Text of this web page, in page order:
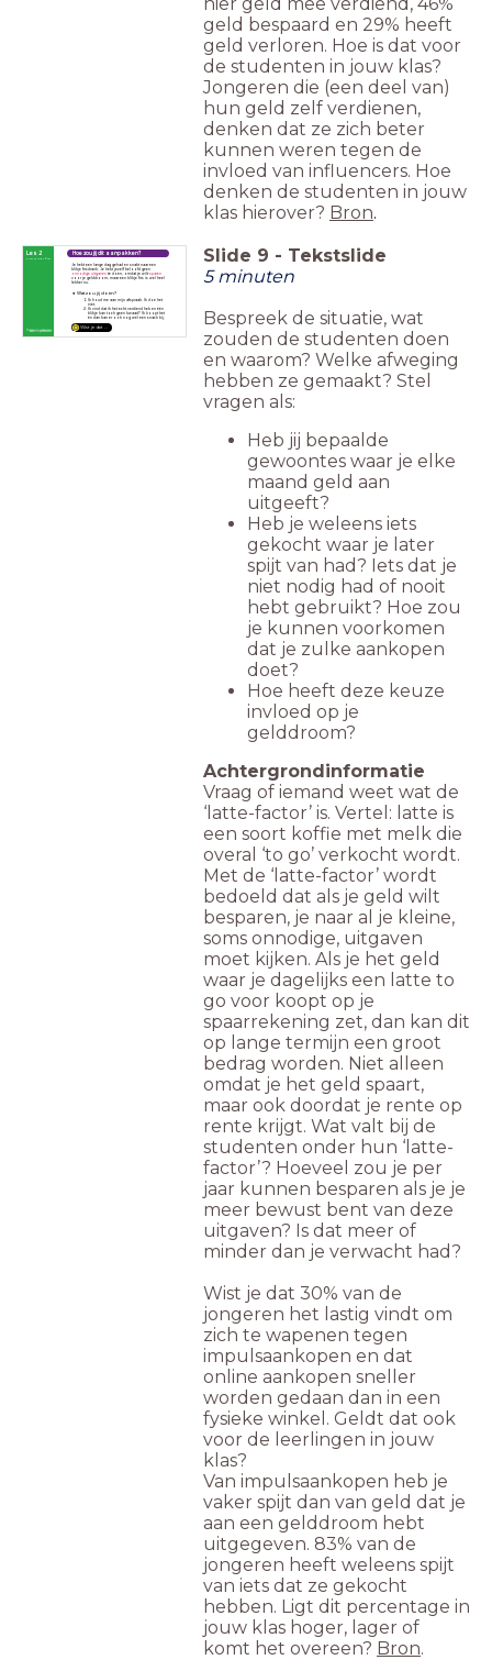
geld bespaard en 29% heeft
geld verloren. Hoe is dat voor
de studenten in jouw klas?
Jongeren die (een deel van)
hun geld zelf verdienen,
denken dat ze zich beter
kunnen weren tegen de
invloed van influencers. Hoe
denken de studenten in jouw
klas hierover? Bron.
Hoe zou jij dit aanpakken?
Les 2
Je hebt een lange dag gehad en snakt naar een
blikje frisdrank. Je hebt jezelf beloofd geen
onnodige uitgaven te doen, omdat je wiltsparen
voor je gelddroom, maar een blikje fris is wel heel
lekker nu.
Wat zou jij doen?
First things first
Wist je dat ...
Ik houd me aan mijn afspraak. Ik doe het
niet.
Ik vind dat ik het echt verdiend heb en één
blikje kan toch geen kwaad? Ik koopt het
én dan kan er ook nog wel een snack bij.
Slide 9 - Tekstslide
5 minuten
Bespreek de situatie, wat
zouden de studenten doen
en waarom? Welke afweging
hebben ze gemaakt? Stel
vragen als:
Heb jij bepaalde
gewoontes waar je elke
maand geld aan
uitgeeft?
Heb je weleens iets
gekocht waar je later
spijt van had? Iets dat je
niet nodig had of nooit
hebt gebruikt? Hoe zou
je kunnen voorkomen
dat je zulke aankopen
doet?
Hoe heeft deze keuze
invloed op je
gelddroom?
Achtergrondinformatie
Vraag of iemand weet wat de
‘latte-factor’ is. Vertel: latte is
een soort koffie met melk die
overal ‘to go’ verkocht wordt.
Met de ‘latte-factor’ wordt
bedoeld dat als je geld wilt
besparen, je naar al je kleine,
soms onnodige, uitgaven
moet kijken. Als je het geld
waar je dagelijks een latte to
go voor koopt op je
spaarrekening zet, dan kan dit
op lange termijn een groot
bedrag worden. Niet alleen
omdat je het geld spaart,
maar ook doordat je rente op
rente krijgt. Wat valt bij de
studenten onder hun ‘latte-
factor’? Hoeveel zou je per
jaar kunnen besparen als je je
meer bewust bent van deze
uitgaven? Is dat meer of
minder dan je verwacht had?
Wist je dat 30% van de
jongeren het lastig vindt om
zich te wapenen tegen
impulsaankopen en dat
online aankopen sneller
worden gedaan dan in een
fysieke winkel. Geldt dat ook
voor de leerlingen in jouw
klas?
Van impulsaankopen heb je
vaker spijt dan van geld dat je
aan een gelddroom hebt
uitgegeven. 83% van de
jongeren heeft weleens spijt
van iets dat ze gekocht
hebben. Ligt dit percentage in
jouw klas hoger, lager of
komt het overeen? Bron.